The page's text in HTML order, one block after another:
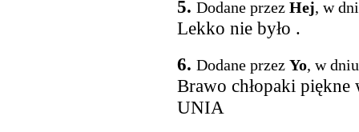
5. Dodane przez Hej, w
Lekko nie było .
6. Dodane przez Yo, w
Brawo chłopaki
UNIA